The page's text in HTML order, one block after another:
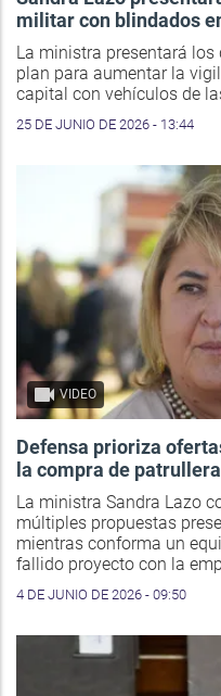
militar con blindados
La ministra presentará
plan para aumentar la
capital con vehículos de
25 DE JUNIO DE 2026 - 13:44
VIDEO
Defensa prioriza
la compra de
La ministra Sandra Lazo
múltiples propuestas
mientras conforma un
fallido proyecto con la
4 DE JUNIO DE 2026 - 09:50